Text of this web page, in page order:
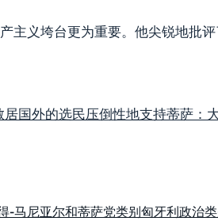
主义垮台更为重要。他尖锐地批
居国外的选民压倒性地支持蒂萨：
-马尼亚尔和蒂萨党类别匈牙利政治